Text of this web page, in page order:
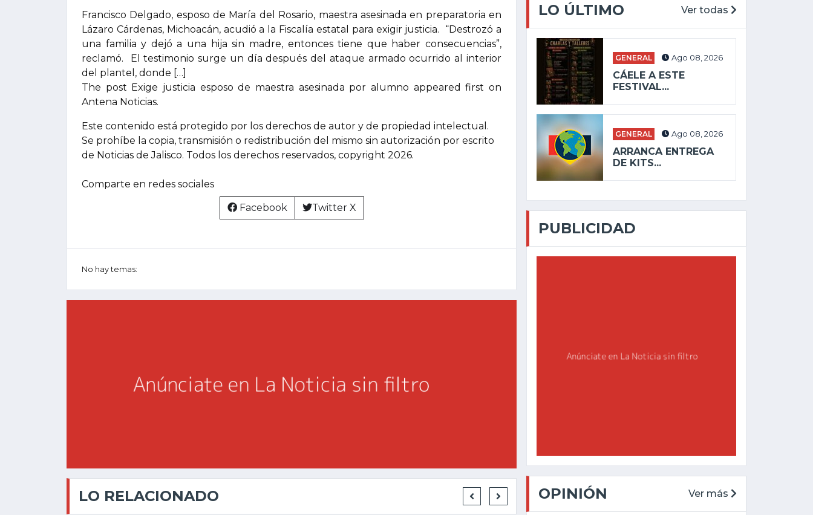
Francisco Delgado, esposo de María del Rosario, maestra asesinada en preparatoria en
Lázaro Cárdenas, Michoacán, acudió a la Fiscalía estatal para exigir justicia. “Destrozó a
una familia y dejó a una hija sin madre, entonces tiene que haber consecuencias”,
reclamó. El testimonio surge un día después del ataque armado ocurrido al interior
del plantel, donde […]
The post Exige justicia esposo de maestra asesinada por alumno appeared first on
Antena Noticias.
Este contenido está protegido por los derechos de autor y de propiedad intelectual.
Se prohíbe la copia, transmisión o redistribución del mismo sin autorización por escrito
de Noticias de Jalisco. Todos los derechos reservados, copyright 2026.
Comparte en redes sociales
Facebook Twitter X
No hay temas:
LO RELACIONADO
LO ÚLTIMO Ver todas
GENERAL Ago 08, 2026
CÁELE A ESTE
FESTIVAL...
GENERAL Ago 08, 2026
ARRANCA ENTREGA
DE KITS...
PUBLICIDAD
OPINIÓN Ver más